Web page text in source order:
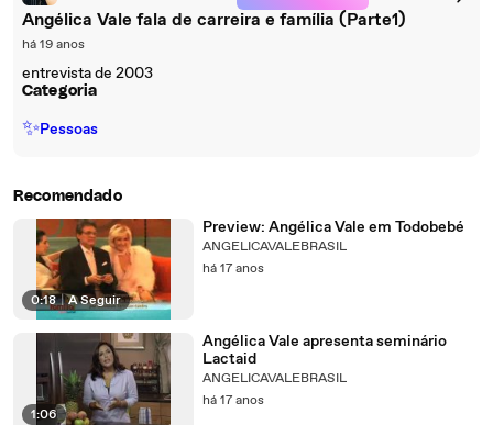
Angélica Vale fala de carreira e família (Parte1)
há 19 anos
entrevista de 2003
Categoria
✨Pessoas
Recomendado
0:18 | A Seguir
Preview: Angélica Vale em Todobebé
ANGELICAVALEBRASIL
há 17 anos
1:06
Angélica Vale apresenta seminário
Lactaid
ANGELICAVALEBRASIL
há 17 anos